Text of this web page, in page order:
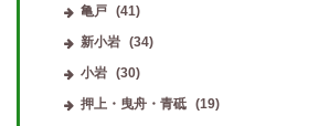
亀戸 (41)
新小岩 (34)
小岩 (30)
押上・曳舟・青砥 (19)